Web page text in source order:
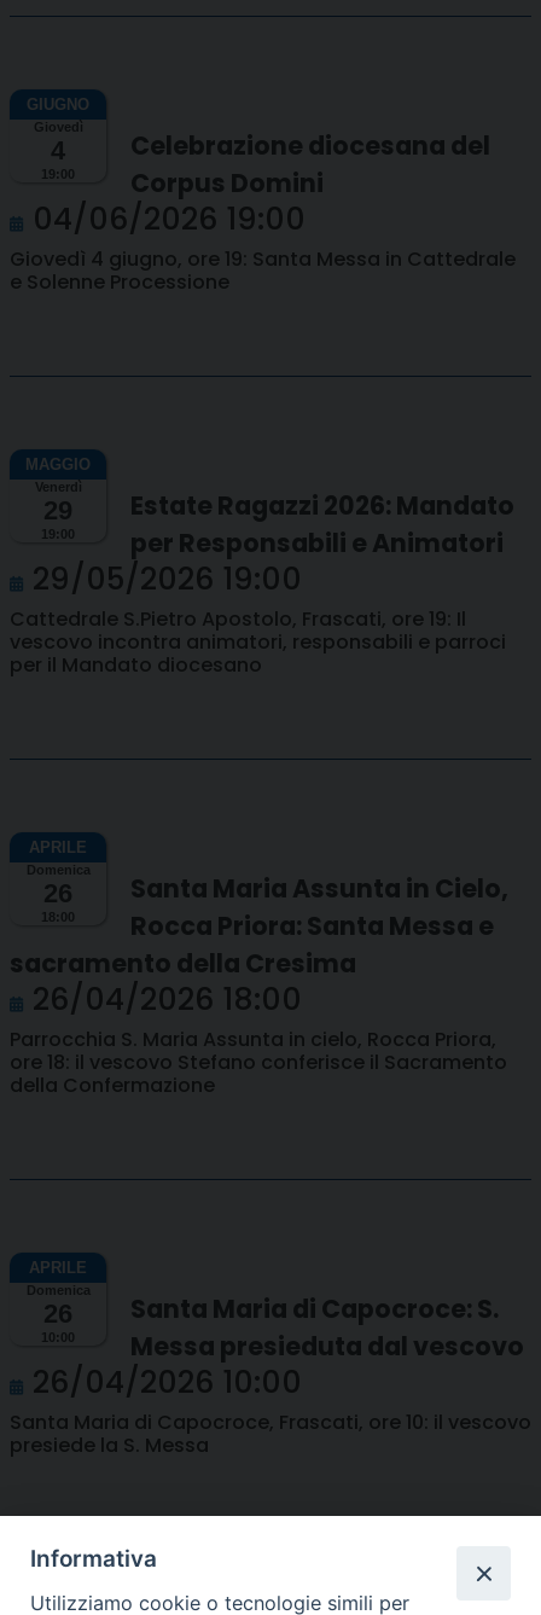
Giovedì
4
19:00
Celebrazione diocesana del
Corpus Domini
04/06/2026 19:00
Giovedì 4 giugno, ore 19: Santa Messa in Cattedrale
e Solenne Processione
Venerdì
29
19:00
Estate Ragazzi 2026: Mandato
per Responsabili e Animatori
29/05/2026 19:00
Cattedrale S.Pietro Apostolo, Frascati, ore 19: Il
vescovo incontra animatori, responsabili e parroci
per il Mandato diocesano
Domenica
26
18:00
Santa Maria Assunta in Cielo,
Rocca Priora: Santa Messa e
sacramento della Cresima
26/04/2026 18:00
Parrocchia S. Maria Assunta in cielo, Rocca Priora,
ore 18: il vescovo Stefano conferisce il Sacramento
della Confermazione
Domenica
26
10:00
Santa Maria di Capocroce: S.
Messa presieduta dal vescovo
26/04/2026 10:00
Santa Maria di Capocroce, Frascati, ore 10: il vescovo
presiede la S. Messa
Informativa
Utilizziamo cookie o tecnologie simili per